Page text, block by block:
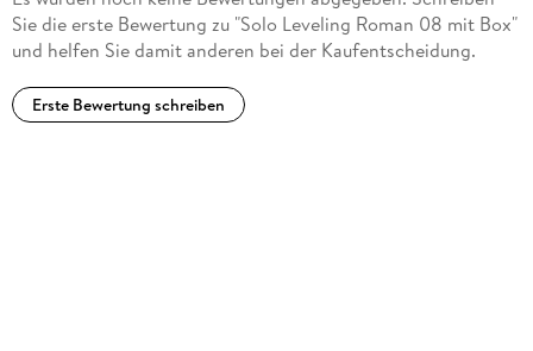
Sie die erste Bewertung zu "Solo Leveling Roman 08 mit Box"
und helfen Sie damit anderen bei der Kaufentscheidung.
Erste Bewertung schreiben